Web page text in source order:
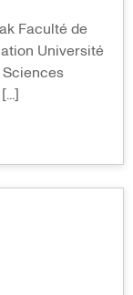
Faculté de
Université
Sciences